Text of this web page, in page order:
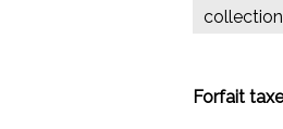
Forfait